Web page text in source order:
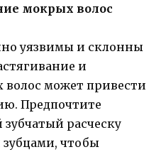
мокрых волос
уязвимы и склонны
и
может привести
Предпочтите
расческу
чтобы